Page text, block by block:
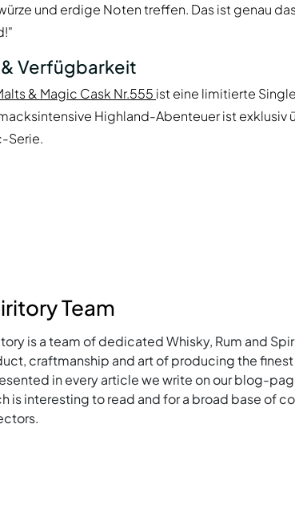
und erdige Noten treffen. Das ist genau
Verfügbarkeit
& Magic Cask Nr.555 ist eine limitierte
Highland-Abenteuer ist exklusiv
Serie.
Team
is a team of dedicated Whisky, Rum and
craftmanship and art of producing the
in every article we write on our blog-
is interesting to read and for a broad base of